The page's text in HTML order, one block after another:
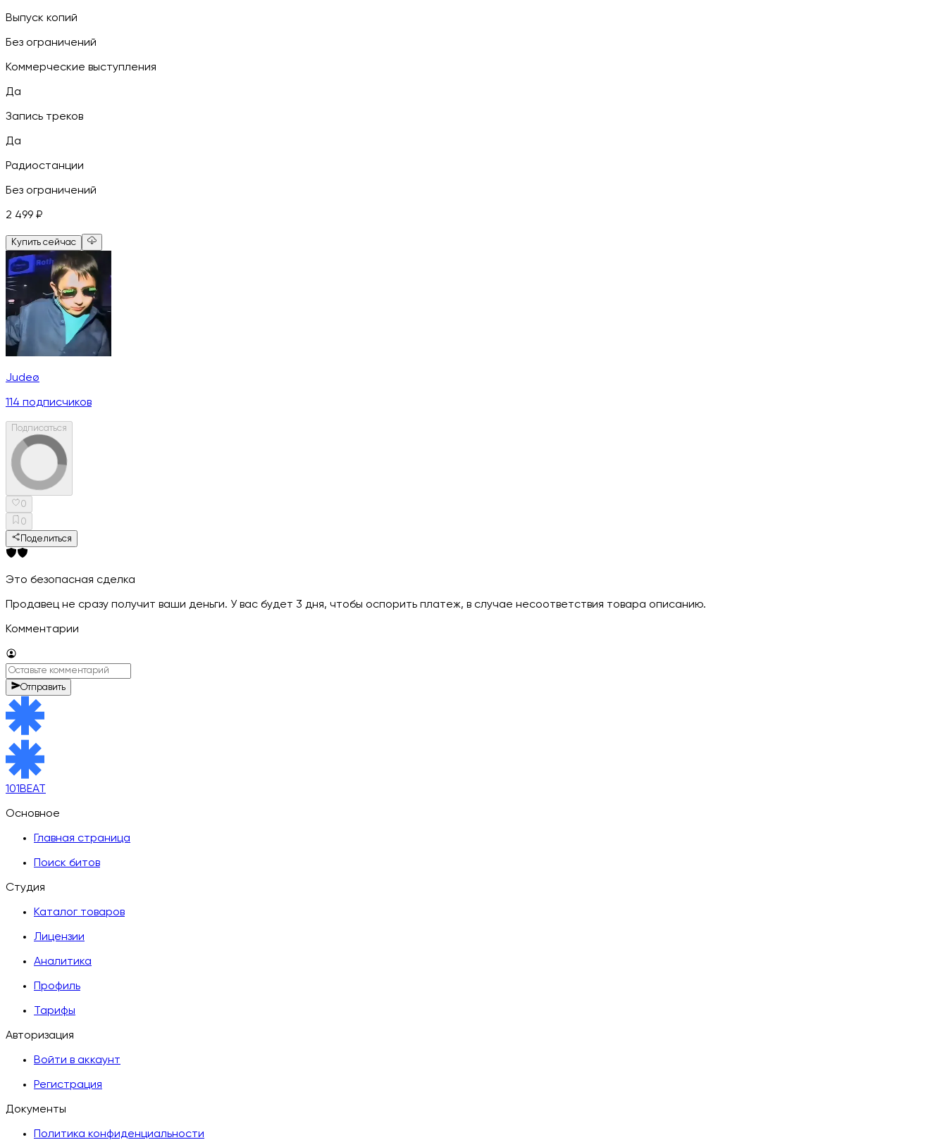
Выпуск копий
Без ограничений
Коммерческие выступления
Да
Запись треков
Да
Радиостанции
Без ограничений
2 499 ₽
Купить сейчас
Judeø
114 подписчиков
Подписаться
0
0
Поделиться
Это безопасная сделка
Продавец не сразу получит ваши деньги. У вас будет 3 дня, чтобы оспорить платеж, в случае несоответствия товара описанию.
Комментарии
Отправить
101BEAT
Основное
Главная страница
Поиск битов
Студия
Каталог товаров
Лицензии
Аналитика
Профиль
Тарифы
Авторизация
Войти в аккаунт
Регистрация
Документы
Политика конфиденциальности